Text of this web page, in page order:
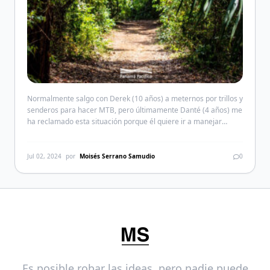
Normalmente salgo con Derek (10 años) a meternos por trillos y
senderos para hacer MTB, pero últimamente Danté (4 años) me
ha reclamado esta situación porque él quiere ir a manejar
Jul 02, 2024 por Moisés Serrano Samudio 0